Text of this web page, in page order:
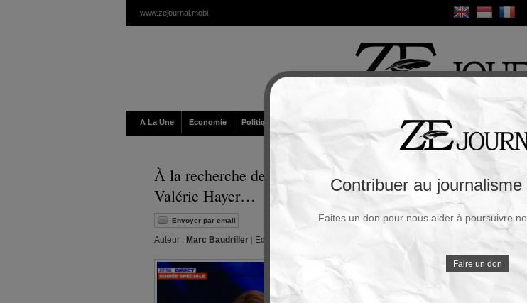
www.zejournal.mobi
A La Une Economie Politique / Géopolitique Religion Sport France / Europe
À la recherche des 124 milliards que l’UE apporte à la
Valérie Hayer…
Envoyer par email
Auteur : Marc Baudriller Editeur :
C’est la suite du débat sur le drapeau
des frontons de certaines mairies
banlieues et les antifas brûlent le
Contribuer au
Faites un don pour nous aider à poursuivre
Faire un don